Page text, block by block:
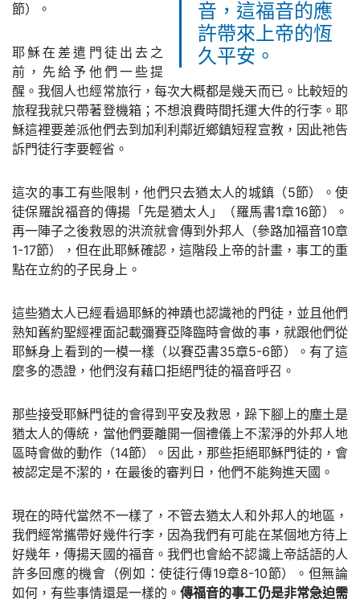
音，這福音的應
許帶來上帝的恆
久平安。
節）。
耶穌在差遣門徒出去之
前，先給予他們一些提
醒。我個人也經常旅行，每次大概都是幾天而已。比較短的
旅程我就只帶著登機箱；不想浪費時間托運大件的行李。耶
穌這裡要差派他們去到加利利鄰近鄉鎮短程宣教，因此祂告
訴門徒行李要輕省。
這次的事工有些限制，他們只去猶太人的城鎮（5節）。使
徒保羅說福音的傳揚「先是猶太人」（羅馬書1章16節）。
再一陣子之後救恩的洪流就會傳到外邦人（參路加福音10章
1-17節），但在此耶穌確認，這階段上帝的計畫，事工的重
點在立約的子民身上。
這些猶太人已經看過耶穌的神蹟也認識祂的門徒，並且他們
熟知舊約聖經裡面記載彌賽亞降臨時會做的事，就跟他們從
耶穌身上看到的一模一樣（以賽亞書35章5-6節）。有了這
麼多的憑證，他們沒有藉口拒絕門徒的福音呼召。
那些接受耶穌門徒的會得到平安及救恩，跺下腳上的塵土是
猶太人的傳統，當他們要離開一個禮儀上不潔淨的外邦人地
區時會做的動作（14節）。因此，那些拒絕耶穌門徒的，會
被認定是不潔的，在最後的審判日，他們不能夠進天國。
現在的時代當然不一樣了，不管去猶太人和外邦人的地區，
我們經常攜帶好幾件行李，因為我們有可能在某個地方待上
好幾年，傳揚天國的福音。我們也會給不認識上帝話語的人
許多回應的機會（例如：使徒行傳19章8-10節）。但無論
如何，有些事情還是一樣的。傳福音的事工仍是非常急迫需